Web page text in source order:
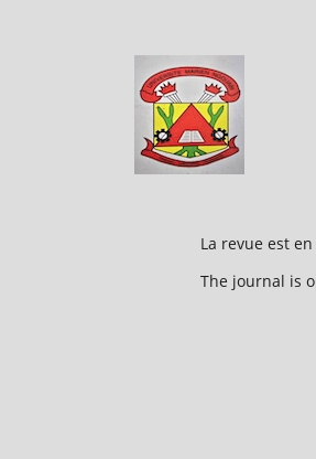
La revue est en
The journal is open